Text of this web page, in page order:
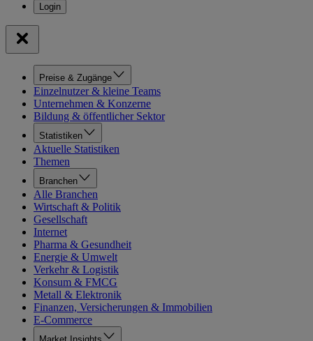
Preise & Zugänge
Einzelnutzer & kleine Teams
Unternehmen & Konzerne
Bildung & öffentlicher Sektor
Statistiken
Aktuelle Statistiken
Themen
Branchen
Alle Branchen
Wirtschaft & Politik
Gesellschaft
Internet
Pharma & Gesundheit
Energie & Umwelt
Verkehr & Logistik
Konsum & FMCG
Metall & Elektronik
Finanzen, Versicherungen & Immobilien
E-Commerce